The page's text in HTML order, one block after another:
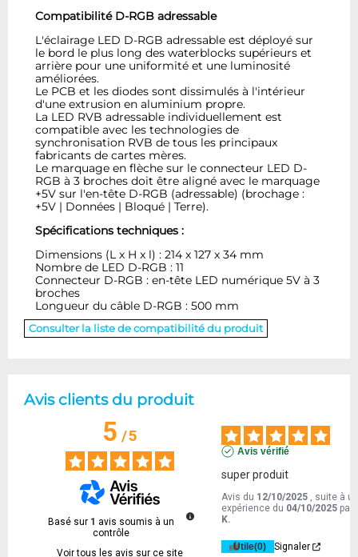
Compatibilité D-RGB adressable
L'éclairage LED D-RGB adressable est déployé sur
le bord le plus long des waterblocks supérieurs et
arrière pour une uniformité et une luminosité
améliorées.
Le PCB et les diodes sont dissimulés à l'intérieur
d'une extrusion en aluminium propre.
La LED RVB adressable individuellement est
compatible avec les technologies de
synchronisation RVB de tous les principaux
fabricants de cartes mères.
Le marquage en flèche sur le connecteur LED D-
RGB à 3 broches doit être aligné avec le marquage
+5V sur l'en-tête D-RGB (adressable) (brochage :
+5V | Données | Bloqué | Terre).
Spécifications techniques :
Dimensions (L x H x l) : 214 x 127 x 34 mm
Nombre de LED D-RGB : 11
Connecteur D-RGB : en-tête LED numérique 5V à 3
broches
Longueur du câble D-RGB : 500 mm
Consulter la liste de compatibilité du produit
Avis clients du produit
5/5
Basé sur 1 avis soumis à un
contrôle
Voir tous les avis sur ce site
Avis vérifié
super produit
Avis du 12/10/2025 , suite à
expérience du 04/10/2025 par
K.
Utile(0) Signaler